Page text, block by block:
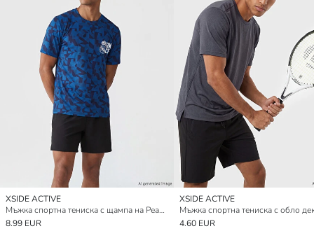
XSIDE ACTIVE
Мъжка спортна тениска с щампа на Реал Мадрид с обло деколте
8.99 EUR
XSIDE ACTIVE
Мъжка спортна тениска с обло
4.60 EUR